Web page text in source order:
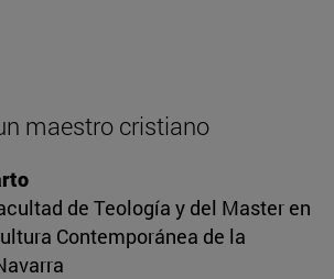
maestro cristiano
de Teología y del Master en
Contemporánea de la